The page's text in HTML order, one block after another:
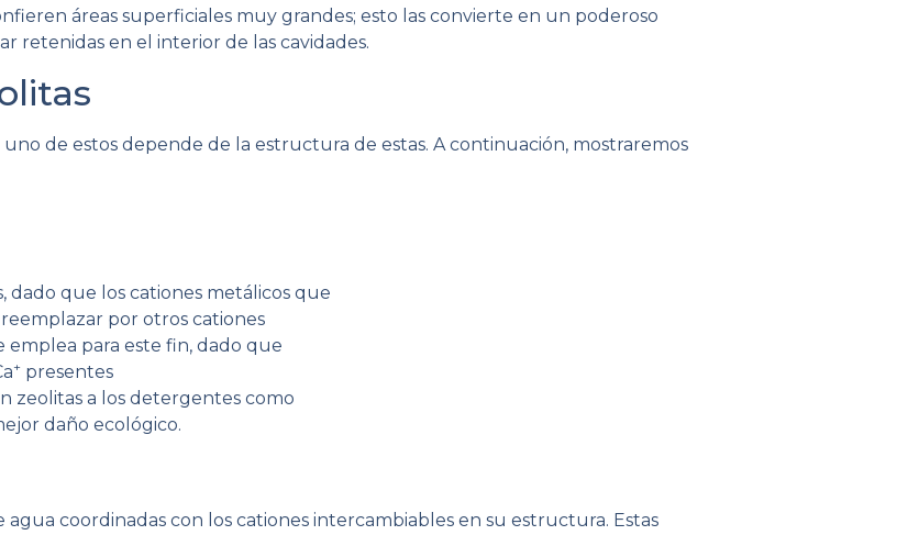
áreas superficiales muy grandes; esto las convierte en un poderoso
retenidas en el interior de las cavidades.
uno de estos depende de la estructura de estas. A continuación, mostraremos
dado que los cationes metálicos que
por otros cationes
emplea para este fin, dado que
+ presentes
zeolitas a los detergentes como
daño ecológico.
coordinadas con los cationes intercambiables en su estructura. Estas